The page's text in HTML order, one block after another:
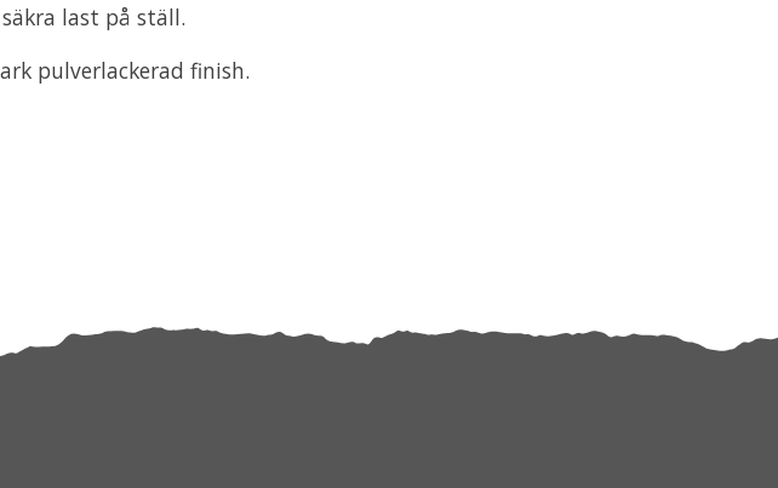
last på ställ.
pulverlackerad finish.